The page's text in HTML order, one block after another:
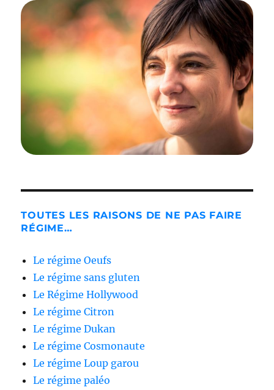
TOUTES LES RAISONS DE NE PAS FAIRE
RÉGIME…
Le régime Oeufs
Le régime sans gluten
Le Régime Hollywood
Le régime Citron
Le régime Dukan
Le régime Cosmonaute
Le régime Loup garou
Le régime paléo